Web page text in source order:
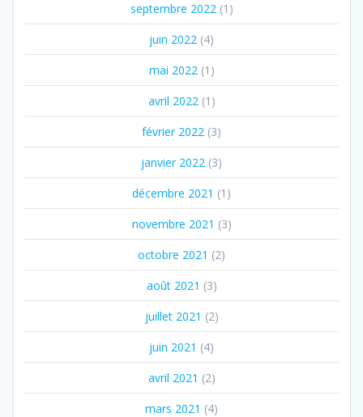
septembre 2022(1)
juin 2022 (4)
mai 2022(1)
avril 2022(1)
février 2022 (3)
janvier 2022 (3)
décembre 2021 (1)
novembre 2021 (3)
octobre 2021 (2)
août 2021 (3)
juillet 2021 (2)
juin 2021 (4)
avril 2021 (2)
mars 2021 (4)